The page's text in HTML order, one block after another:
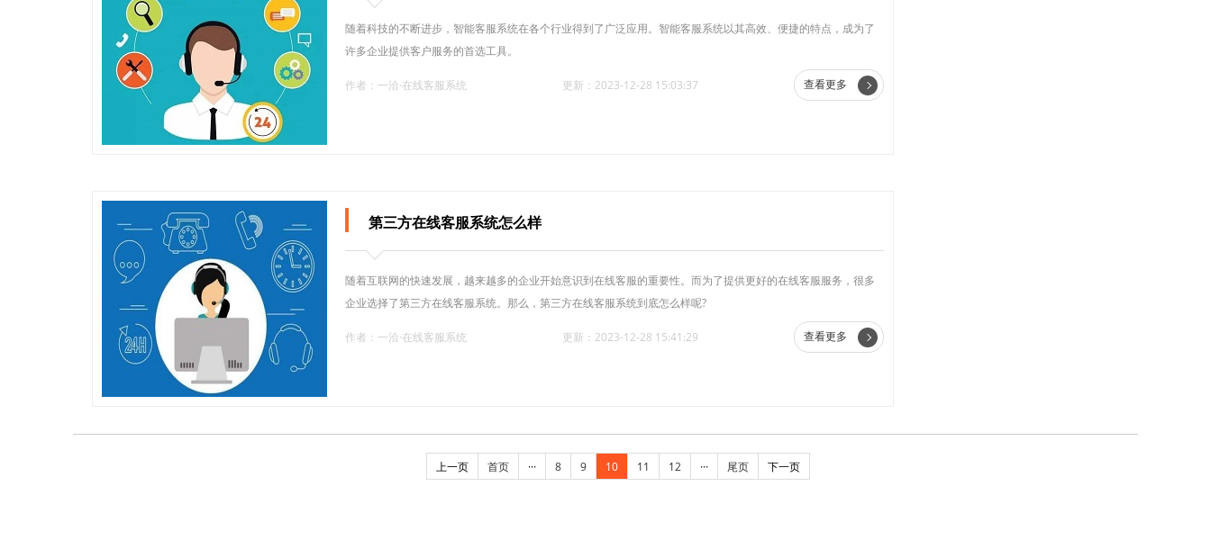
随着科技的不断进步，智能客服系统在各个行业得到了广泛应用。智能客服系统以其高效、便捷的特点，成为了
许多企业提供客户服务的首选工具。
作者：一洽·在线客服系统 更新：2023-12-28 15:03:37 查看更多
第三方在线客服系统怎么样
随着互联网的快速发展，越来越多的企业开始意识到在线客服的重要性。而为了提供更好的在线客服服务，很多
企业选择了第三方在线客服系统。那么，第三方在线客服系统到底怎么样呢?
作者：一洽·在线客服系统 更新：2023-12-28 15:41:29 查看更多
上一页 首页 ··· 8 9 10 11 12 ··· 尾页 下一页